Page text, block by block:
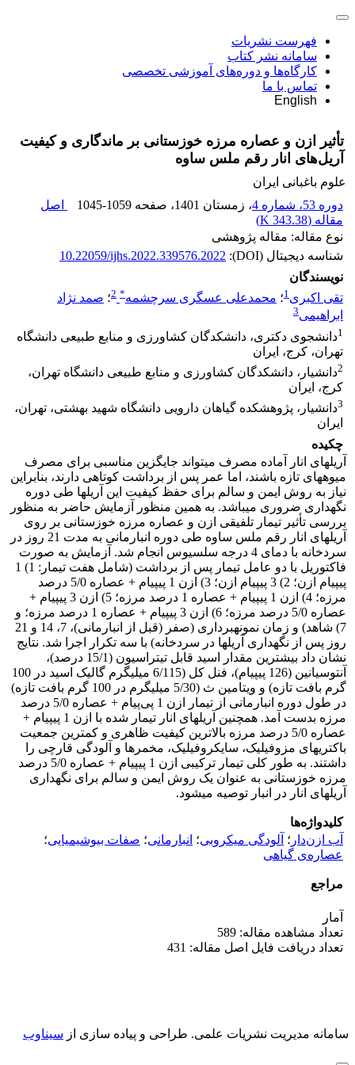
فهرست نشریات
سامانه نشر کتاب
کارگاه‌ها و دوره‌های آموزشی تخصصی
تماس با ما
English
تأثیر ازن و عصاره‌ مرزه خوزستانی بر ماندگاری و کیفیت
آریل‌های انار رقم ملس ساوه
علوم باغبانی ایران
دوره 53، شماره 4
، زمستان 1401 ، صفحه 1045-1059
اصل
مقاله (343.38 K
)
نوع مقاله: مقاله پژوهشی
شناسه دیجیتال (DOI):
10.22059/ijhs.2022.339576.2022
نویسندگان
تقی اکبری1؛ محمدعلی عسگری سرچشمه*
2؛ صمد نژاد
ابراهیمی3
1دانشجوی دکتری، دانشکدگان کشاورزی و منابع طبیعی دانشگاه
تهران، کرج، ایران
2دانشیار، دانشکدگان کشاورزی و منابع طبیعی دانشگاه تهران،
کرج، ایران
3دانشیار، پژوهشکده گیاهان دارویی دانشگاه شهید بهشتی، تهران،
ایران
چکیده
آریل­های انار آماده مصرف می­تواند جایگزین مناسبی برای مصرف
میوه­های تازه باشند، اما عمر پس از برداشت کوتاهی دارند، بنابراین
نیاز به روش ایمن و سالم برای حفظ کیفیت این آریل­ها طی دوره
نگهداری ضروری می­باشد. به همین منظور آزمایش حاضر به منظور
بررسی تأثیر تیمار تلفیقی ازن و عصاره مرزه خوزستانی بر روی
آریل­های انار رقم ملس ساوه طی دوره انبارمانی به مدت 21 روز در
سردخانه با دمای 4 درجه سلسیوس انجام شد. آزمایش به صورت
فاکتوریل با دو عامل تیمار پس از برداشت (شامل هفت تیمار: 1) 1
پی­پی­ام ازن؛ 2) 3 پی­پی­ام ازن؛ 3) ازن 1 پی­پی­ام + عصاره 5/0 درصد
مرزه؛ 4) ازن 1 پی­پی­ام + عصاره 1 درصد مرزه؛ 5) ازن 3 پی­پی­ام +
عصاره 5/0 درصد مرزه؛ 6) ازن 3 پی­پی­ام + عصاره 1 درصد مرزه؛ و
7) شاهد) و زمان نمونه­برداری (صفر (قبل از انبارمانی)، 7، 14 و 21
روز پس از نگهداری آریل­ها در سردخانه) با سه تکرار اجرا شد. نتایج
نشان داد بیشترین مقدار اسید قابل تیتراسیون (15/1 درصد)،
آنتوسیانین (126 پی­پی­ام)، فنل کل (6/115 میلی­گرم گالیک اسید در 100
گرم بافت تازه) و ویتامین ث (5/30 میلی­گرم در 100 گرم بافت تازه)
در طول دوره انبارمانی از تیمار ازن 1 پی‌پی­ام + عصاره 5/0 درصد
مرزه بدست آمد. همچنین آریل­های انار تیمار شده با ازن 1 پی­پی­ام +
عصاره 5/0 درصد مرزه بالاترین کیفیت ظاهری و کمترین جمعیت
باکتری­های مزوفیلیک، سایکروفیلیک، مخمرها و آلودگی قارچی را
داشتند. به طور کلی تیمار ترکیبی ازن 1 پی­پی­ام + عصاره 5/0 درصد
مرزه خوزستانی به عنوان یک روش ایمن و سالم برای نگهداری
آریل­های انار در انبار توصیه می­شود.
کلیدواژه‌ها
آب ازن‌دار ؛ آلودگی میکروبی؛ انبارمانی؛ صفات بیوشیمیایی؛
عصاره‌ی گیاهی
مراجع
آمار
تعداد مشاهده مقاله: 589
تعداد دریافت فایل اصل مقاله: 431
سامانه مدیریت نشریات علمی. طراحی و پیاده سازی از سیناوب